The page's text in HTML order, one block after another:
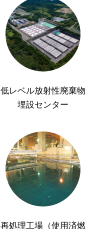
低レベル放射性廃棄物
埋設センター
再処理工場（使用済燃